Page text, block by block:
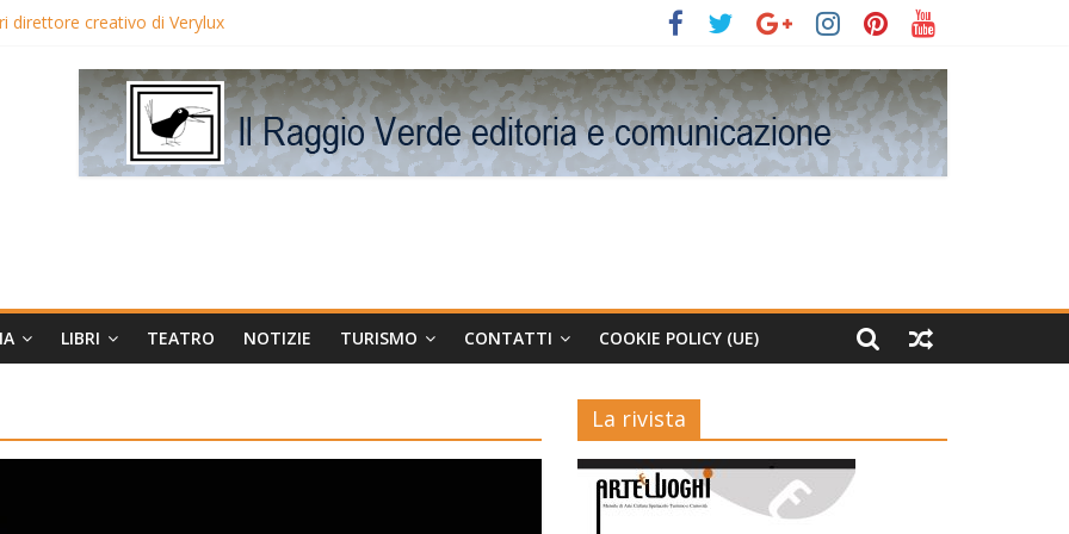
direttore creativo di Verylux
Edwards in proiezione per i LunedìLùmière
la regista Liliana Cavani e Tomas Milian
Avis
LIBRI TEATRO NOTIZIE TURISMO CONTATTI COOKIE POLICY (UE)
La rivista